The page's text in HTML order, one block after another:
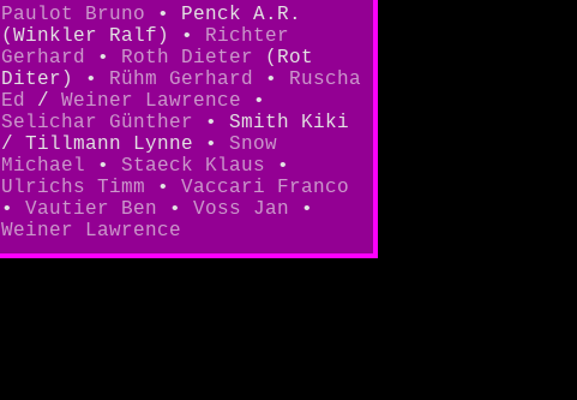
Paulot Bruno • Penck A.R.
(Winkler Ralf) • Richter
Gerhard • Roth Dieter
(Rot
Diter) • Rühm Gerhard • Ruscha
Ed / Weiner Lawrence •
Selichar Günther
• Smith Kiki
/ Tillmann Lynne • Snow
Michael • Staeck Klaus •
Ulrichs Timm • Vaccari Franco
• Vautier Ben • Voss Jan •
Weiner Lawrence